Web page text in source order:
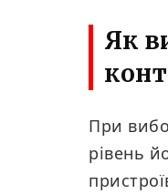
Як
При
рівень